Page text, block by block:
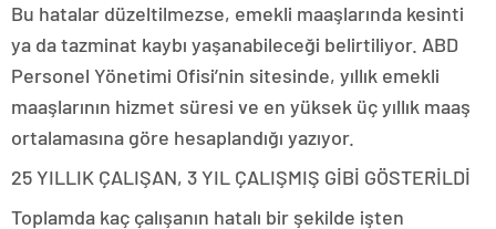
Bu hatalar düzeltilmezse, emekli maaşlarında kesinti
ya da tazminat kaybı yaşanabileceği belirtiliyor. ABD
Personel Yönetimi Ofisi’nin sitesinde, yıllık emekli
maaşlarının hizmet süresi ve en yüksek üç yıllık maaş
ortalamasına göre hesaplandığı yazıyor.
25 YILLIK ÇALIŞAN, 3 YIL ÇALIŞMIŞ GİBİ GÖSTERİLDİ
Toplamda kaç çalışanın hatalı bir şekilde işten